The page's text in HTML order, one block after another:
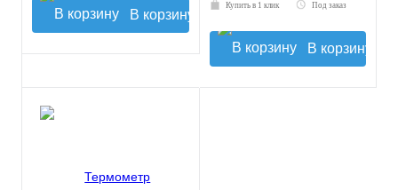
В корзину
Купить в 1 клик Под заказ
В корзину